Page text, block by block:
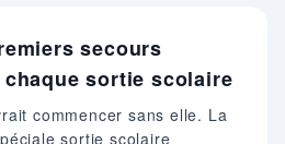
secours
sortie scolaire
commencer sans elle. La
sortie scolaire